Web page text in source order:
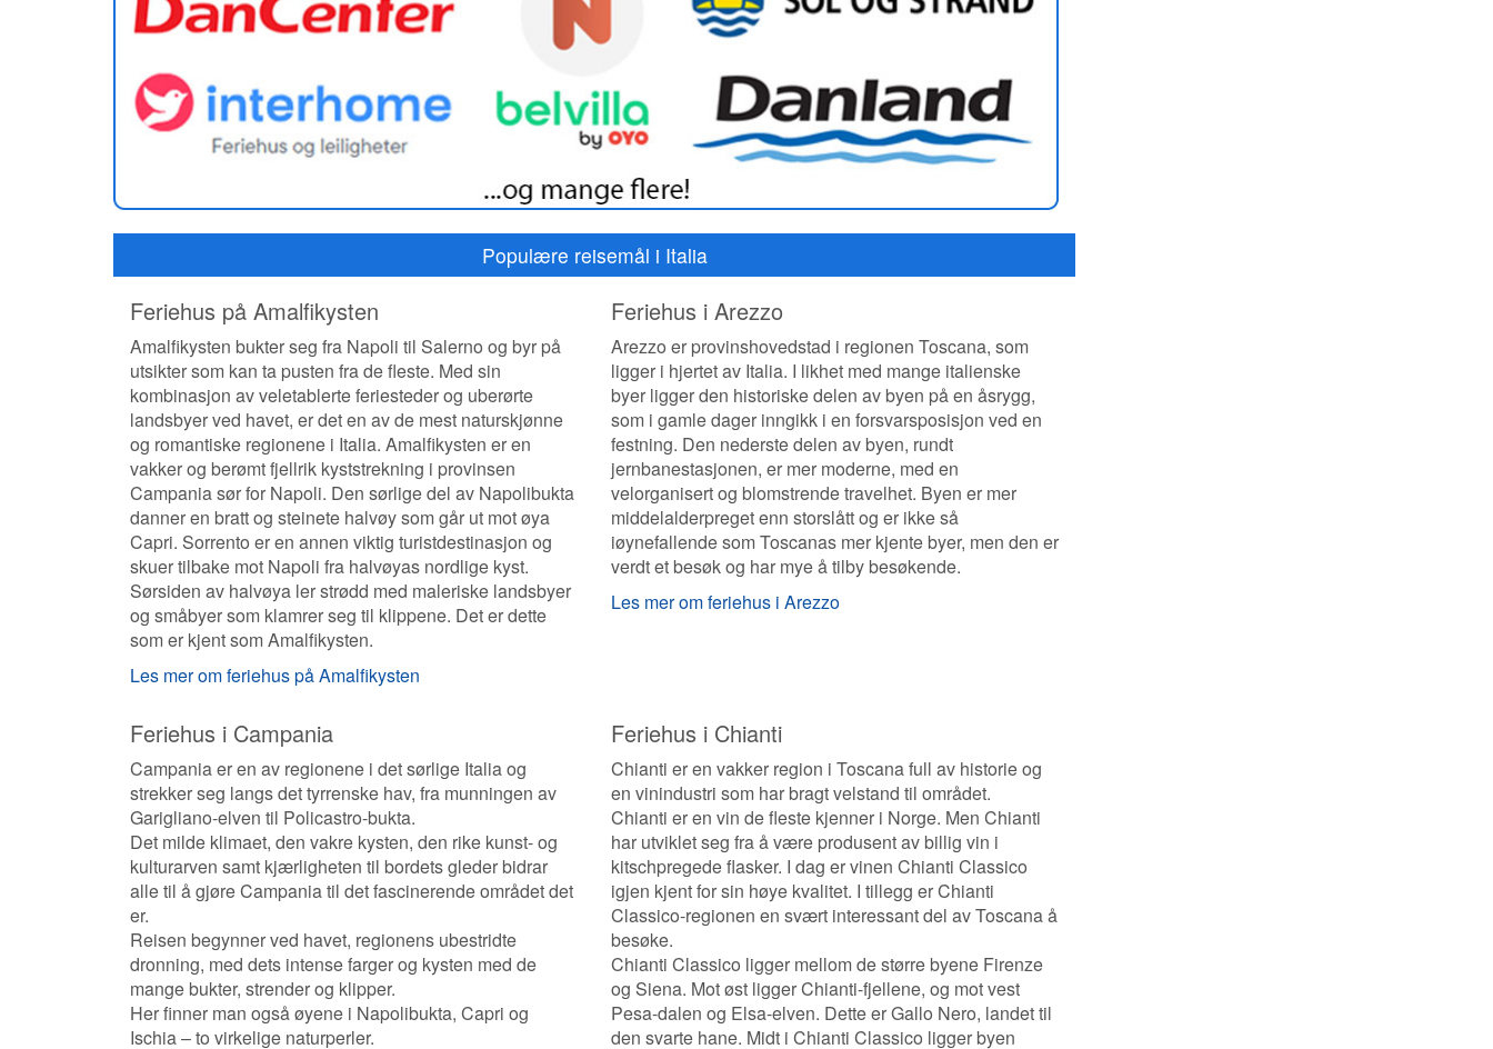
Populære reisemål i Italia
Feriehus på Amalfikysten
Amalfikysten bukter seg fra Napoli til Salerno og byr på
utsikter som kan ta pusten fra de fleste. Med sin
kombinasjon av veletablerte feriesteder og uberørte
landsbyer ved havet, er det en av de mest naturskjønne
og romantiske regionene i Italia. Amalfikysten er en
vakker og berømt fjellrik kyststrekning i provinsen
Campania sør for Napoli. Den sørlige del av Napolibukta
danner en bratt og steinete halvøy som går ut mot øya
Capri. Sorrento er en annen viktig turistdestinasjon og
skuer tilbake mot Napoli fra halvøyas nordlige kyst.
Sørsiden av halvøya ler strødd med maleriske landsbyer
og småbyer som klamrer seg til klippene. Det er dette
som er kjent som Amalfikysten.
Les mer om feriehus på Amalfikysten
Feriehus i Arezzo
Arezzo er provinshovedstad i regionen Toscana, som
ligger i hjertet av Italia. I likhet med mange italienske
byer ligger den historiske delen av byen på en åsrygg,
som i gamle dager inngikk i en forsvarsposisjon ved en
festning. Den nederste delen av byen, rundt
jernbanestasjonen, er mer moderne, med en
velorganisert og blomstrende travelhet. Byen er mer
middelalderpreget enn storslått og er ikke så
iøynefallende som Toscanas mer kjente byer, men den er
verdt et besøk og har mye å tilby besøkende.
Les mer om feriehus i Arezzo
Feriehus i Campania
Campania er en av regionene i det sørlige Italia og
strekker seg langs det tyrrenske hav, fra munningen av
Garigliano-elven til Policastro-bukta.
Det milde klimaet, den vakre kysten, den rike kunst- og
kulturarven samt kjærligheten til bordets gleder bidrar
alle til å gjøre Campania til det fascinerende området det
er.
Reisen begynner ved havet, regionens ubestridte
dronning, med dets intense farger og kysten med de
mange bukter, strender og klipper.
Her finner man også øyene i Napolibukta, Capri og
Ischia – to virkelige naturperler.
Feriehus i Chianti
Chianti er en vakker region i Toscana full av historie og
en vinindustri som har bragt velstand til området.
Chianti er en vin de fleste kjenner i Norge. Men Chianti
har utviklet seg fra å være produsent av billig vin i
kitschpregede flasker. I dag er vinen Chianti Classico
igjen kjent for sin høye kvalitet. I tillegg er Chianti
Classico-regionen en svært interessant del av Toscana å
besøke.
Chianti Classico ligger mellom de større byene Firenze
og Siena. Mot øst ligger Chianti-fjellene, og mot vest
Pesa-dalen og Elsa-elven. Dette er Gallo Nero, landet til
den svarte hane. Midt i Chianti Classico ligger byen